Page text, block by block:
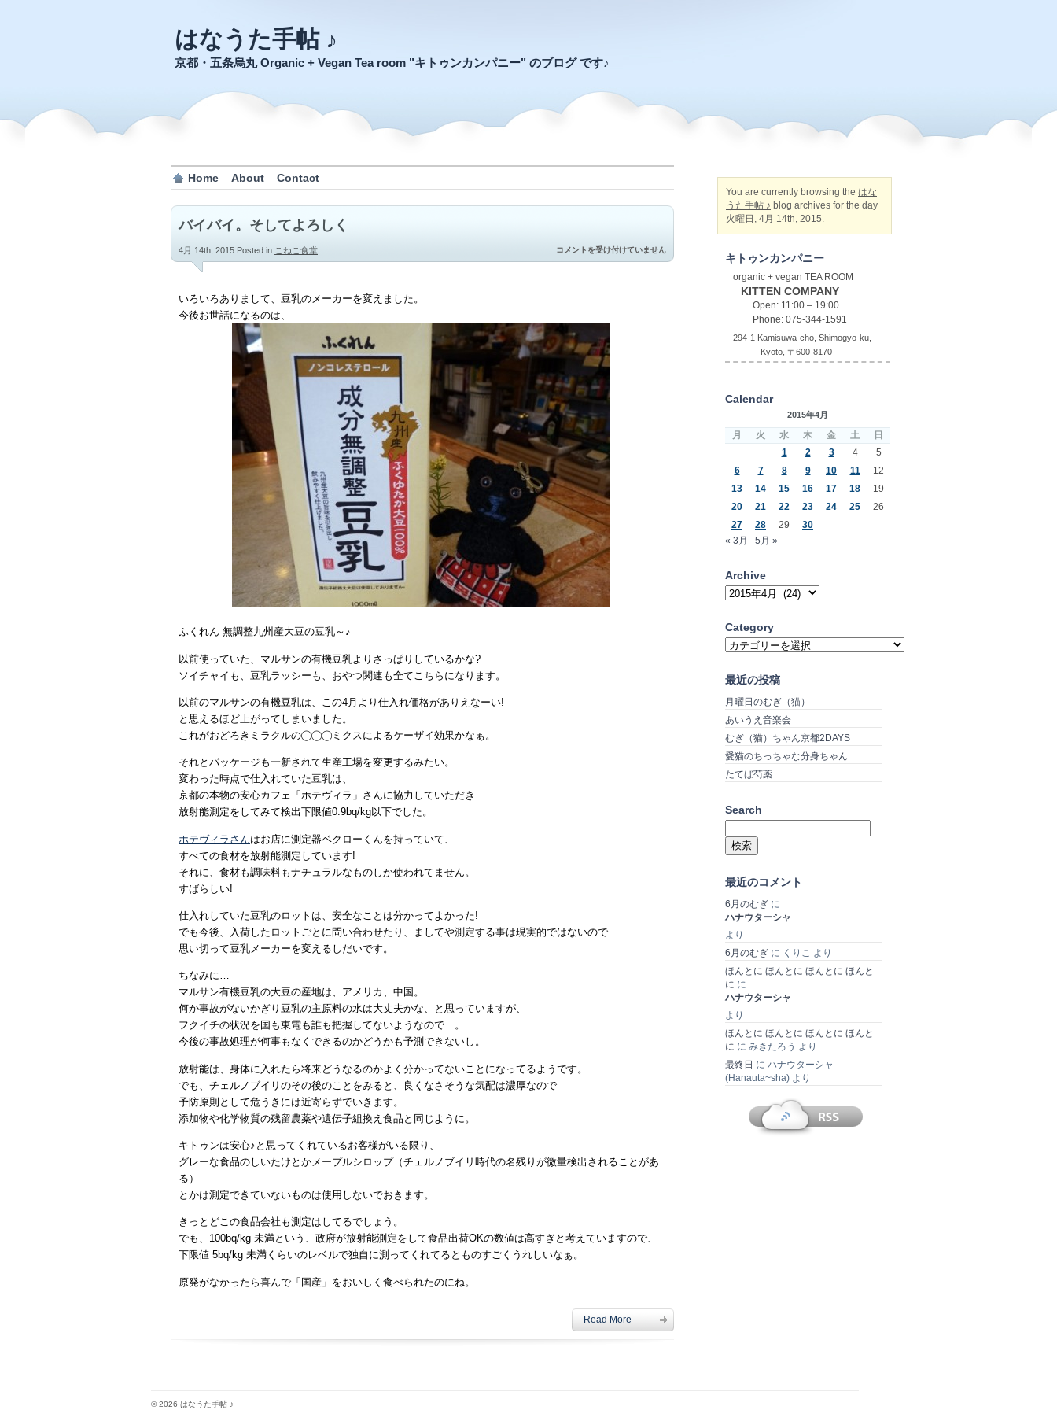
はなうた手帖 ♪
京都・五条烏丸 Organic + Vegan Tea room "キトゥンカンパニー" のブログ です♪
Home About Contact
バイバイ。そしてよろしく
4月 14th, 2015 Posted in こねこ食堂
バ
イ
よ
ろ
し
く
コメントを受け付けていません
いろいろありまして、豆乳のメーカーを変えました。
今後お世話になるのは、
ふくれん 無調整九州産大豆の豆乳～♪
以前使っていた、マルサンの有機豆乳よりさっぱりしているかな?
ソイチャイも、豆乳ラッシーも、おやつ関連も全てこちらになります。
以前のマルサンの有機豆乳は、この4月より仕入れ価格がありえなーい!
と思えるほど上がってしまいました。
これがおどろきミラクルの◯◯◯ミクスによるケーザイ効果かなぁ。
それとパッケージも一新されて生産工場を変更するみたい。
変わった時点で仕入れていた豆乳は、
京都の本物の安心カフェ「ホテヴィラ」さんに協力していただき
放射能測定をしてみて検出下限値0.9bq/kg以下でした。
ホテヴィラさんはお店に測定器ベクローくんを持っていて、
すべての食材を放射能測定しています!
それに、食材も調味料もナチュラルなものしか使われてません。
すばらしい!
仕入れしていた豆乳のロットは、安全なことは分かってよかった!
でも今後、入荷したロットごとに問い合わせたり、ましてや測定する事は現実的ではないので
思い切って豆乳メーカーを変えるしだいです。
ちなみに…
マルサン有機豆乳の大豆の産地は、アメリカ、中国。
何か事故がないかぎり豆乳の主原料の水は大丈夫かな、と思っていますが、
フクイチの状況を国も東電も誰も把握してないようなので…。
今後の事故処理が何事もなくできるのかどうかも予測できないし。
放射能は、身体に入れたら将来どうなるのかよく分かってないことになってるようです。
でも、チェルノブイリのその後のことをみると、良くなさそうな気配は濃厚なので
予防原則として危うきには近寄らずでいきます。
添加物や化学物質の残留農薬や遺伝子組換え食品と同じように。
キトゥンは安心♪と思ってくれているお客様がいる限り、
グレーな食品のしいたけとかメープルシロップ（チェルノブイリ時代の名残りが微量検出されることがあ
る）
とかは測定できていないものは使用しないでおきます。
きっとどこの食品会社も測定はしてるでしょう。
でも、100bq/kg 未満という、政府が放射能測定をして食品出荷OKの数値は高すぎと考えていますので、
下限値 5bq/kg 未満くらいのレベルで独自に測ってくれてるとものすごくうれしいなぁ。
原発がなかったら喜んで「国産」をおいしく食べられたのにね。
Read More
You are currently browsing the はな
うた手帖 ♪ blog archives for the day
火曜日, 4月 14th, 2015.
キトゥンカンパニー
organic + vegan TEA ROOM
KITTEN COMPANY
Open: 11:00 – 19:00
Phone: 075-344-1591
294-1 Kamisuwa-cho, Shimogyo-ku,
Kyoto, 〒600-8170
Calendar
2015年4月
月 火 水 木 金 土
日
1
2 3 4
5
6
7 8 9 10 11
12
13
14 15 16 17 18
19
20
21 22 23 24 25
26
27
28 29
30
« 3月
5月 »
Archive
Archive
Category
Category
最近の投稿
月曜日のむぎ（猫）
あいうえ音楽会
むぎ（猫）ちゃん京都2DAYS
愛猫のちっちゃな分身ちゃん
たてば芍薬
Search
索:
最近のコメント
6月のむぎ に
ハナウターシャ
より
6月のむぎ に くりこ より
ほんとに ほんとに ほんとに ほんと
に に
ハナウターシャ
より
ほんとに ほんとに ほんとに ほんと
に に みきたろう より
最終日 に ハナウターシャ
(Hanauta~sha) より
© 2026 はなうた手帖 ♪